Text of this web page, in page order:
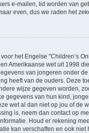
e-mailen, lid worden van
even, dus we raden het
het Engelse "Children’s
Amerikaanse wet uit 1998
van jongeren onder
heeft van de ouders. Deze
wijze gegeven worden,
gegevens van hun kind,
wet al dan niet op jou of de
is, neem dan contact op
Houd er rekening
kan verschaffen en ook niet